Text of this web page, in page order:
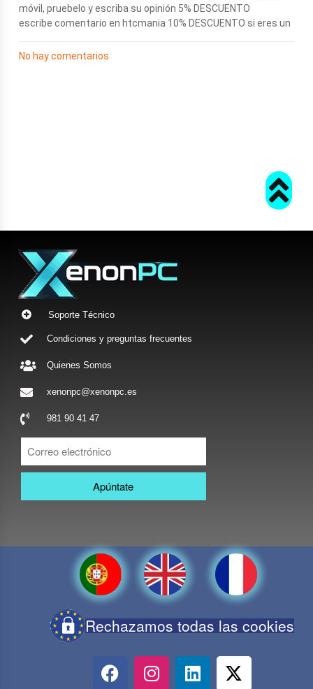
móvil, pruebelo y escriba su opinión 5% DESCUENTO
escribe comentario en htcmania 10% DESCUENTO si eres un
No hay comentarios
Soporte Técnico
Condiciones y preguntas frecuentes
Quienes Somos
xenonpc@xenonpc.es
981 90 41 47
Apúntate
Rechazamos todas las cookies